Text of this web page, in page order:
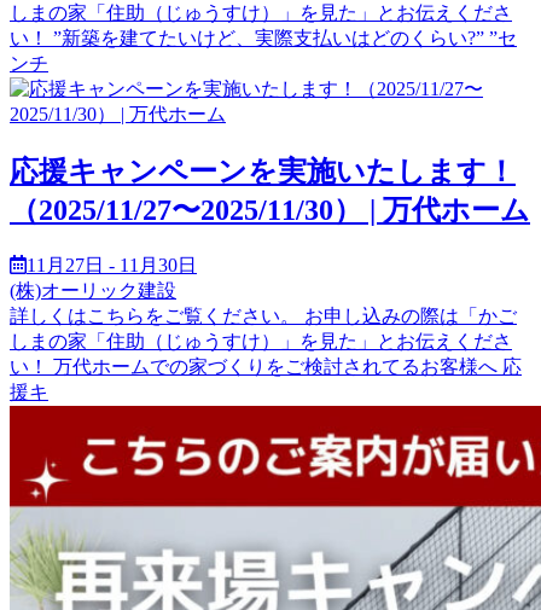
しまの家「住助（じゅうすけ）」を見た」とお伝えくださ
い！ ”新築を建てたいけど、実際支払いはどのくらい?” ”セ
ンチ
応援キャンペーンを実施いたします！
（2025/11/27〜2025/11/30） | 万代ホーム
11月27日 - 11月30日
(株)オーリック建設
詳しくはこちらをご覧ください。 お申し込みの際は「かご
しまの家「住助（じゅうすけ）」を見た」とお伝えくださ
い！ 万代ホームでの家づくりをご検討されてるお客様へ 応
援キ